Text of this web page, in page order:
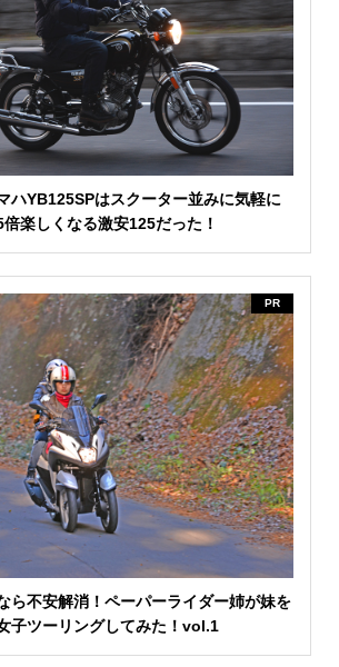
ハYB125SPはスクーター並みに気軽に
楽しくなる激安125だった！
PR
ら不安解消！ペーパーライダー姉が妹を
子ツーリングしてみた！vol.1